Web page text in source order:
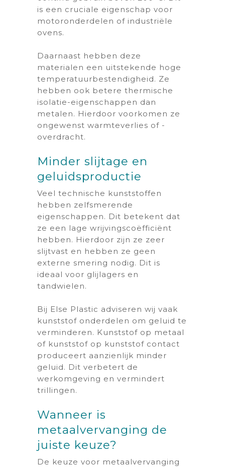
is een cruciale eigenschap voor
motoronderdelen of industriële
ovens.
Daarnaast hebben deze
materialen een uitstekende hoge
temperatuurbestendigheid. Ze
hebben ook betere thermische
isolatie-eigenschappen dan
metalen. Hierdoor voorkomen ze
ongewenst warmteverlies of -
overdracht.
Minder slijtage en
geluidsproductie
Veel technische kunststoffen
hebben zelfsmerende
eigenschappen. Dit betekent dat
ze een lage wrijvingscoëfficiënt
hebben. Hierdoor zijn ze zeer
slijtvast en hebben ze geen
externe smering nodig. Dit is
ideaal voor glijlagers en
tandwielen.
Bij Else Plastic adviseren wij vaak
kunststof onderdelen om geluid te
verminderen. Kunststof op metaal
of kunststof op kunststof contact
produceert aanzienlijk minder
geluid. Dit verbetert de
werkomgeving en vermindert
trillingen.
Wanneer is
metaalvervanging de
juiste keuze?
De keuze voor metaalvervanging